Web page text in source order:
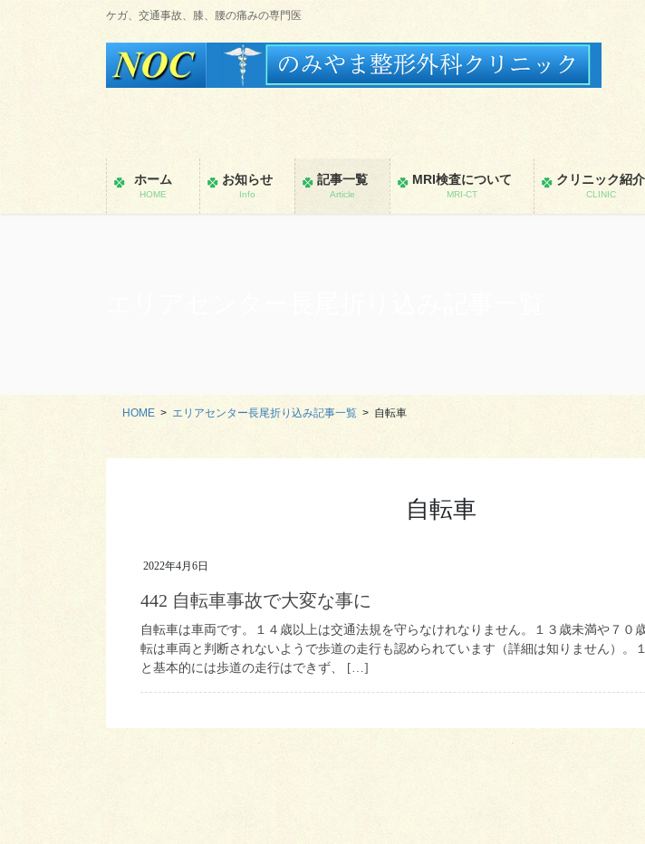
ケガ、交通事故、膝、腰の痛みの専門医
ホーム
HOME
お知らせ
Info
記事一覧
Article
MRI検査について
MRI-CT
クリニック紹介
CLINIC
HOME エリアセンター長尾折り込み記事一覧 自転車
自転車
2022年4月6日
442 自転車事故で大変な事に
自転車は車両です。１４歳以上は交通法規を守らなけれなりません。１３歳未満や７０
転は車両と判断されないようで歩道の走行も認められています（詳細は知りません）。
と基本的には歩道の走行はできず、 […]